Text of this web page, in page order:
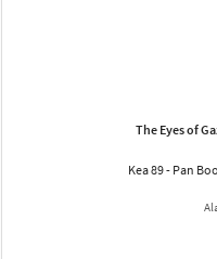
The Eyes of
Kea 89 - Pan